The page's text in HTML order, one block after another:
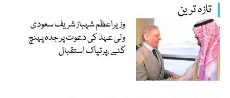
تازہ ترین
وزیراعظم شہباز شریف سعودی
ولی عہد کی دعوت پر جدہ پہنچ
گئے ،پرتپاک استقبال